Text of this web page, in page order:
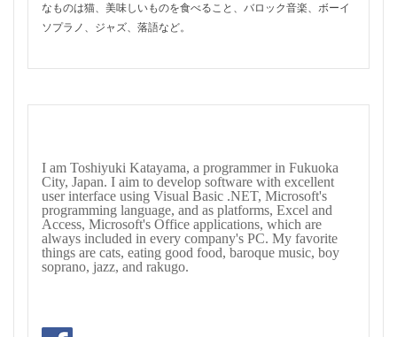
なものは猫、美味しいものを食べること、バロック音楽、ボーイ
ソプラノ、ジャズ、落語など。
I am Toshiyuki Katayama, a programmer in Fukuoka
City, Japan. I aim to develop software with excellent
user interface using Visual Basic .NET, Microsoft's
programming language, and as platforms, Excel and
Access, Microsoft's Office applications, which are
always included in every company's PC. My favorite
things are cats, eating good food, baroque music, boy
soprano, jazz, and rakugo.